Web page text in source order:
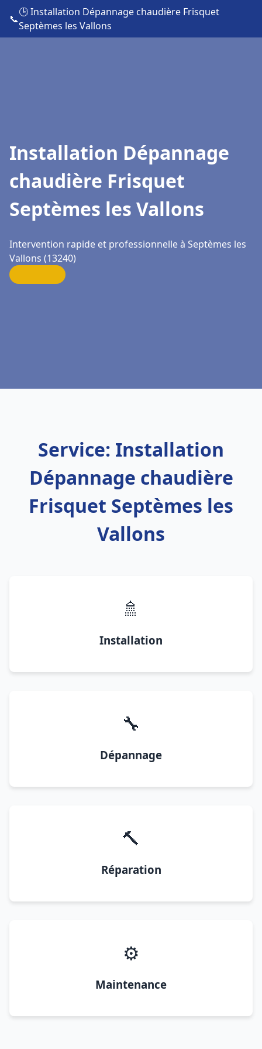
📞
🕒 Installation Dépannage chaudière Frisquet
Septèmes les Vallons
Installation Dépannage
chaudière Frisquet
Septèmes les Vallons
Intervention rapide et professionnelle à Septèmes les
Vallons (13240)
Service: Installation
Dépannage chaudière
Frisquet Septèmes les
Vallons
🚿
Installation
🔧
Dépannage
🔨
Réparation
⚙️
Maintenance